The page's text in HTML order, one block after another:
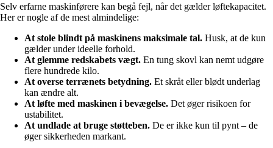
Selv erfarne maskinførere kan begå fejl, når det gælder løftekapacitet.
Her er nogle af de mest almindelige:
At stole blindt på maskinens maksimale tal. Husk, at de kun
gælder under ideelle forhold.
At glemme redskabets vægt. En tung skovl kan nemt udgøre
flere hundrede kilo.
At overse terrænets betydning. Et skråt eller blødt underlag
kan ændre alt.
At løfte med maskinen i bevægelse. Det øger risikoen for
ustabilitet.
At undlade at bruge støtteben. De er ikke kun til pynt – de
øger sikkerheden markant.